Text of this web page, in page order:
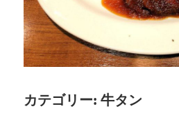
る、
仙
台
の
れ
カテゴリー: 牛タン